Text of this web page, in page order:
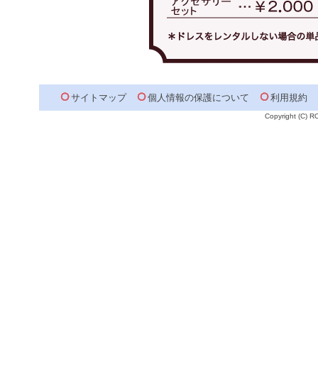
サイトマップ 個人情報の保護について 利用規約
Copyright (C)